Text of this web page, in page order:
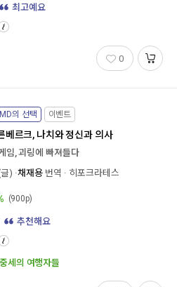
최고예요
0
MD의 선택 이벤트
베르크, 나치와 정신과 의사
임, 괴링에 빠져들다
) 채재용 번역 히포크라테스
(900p)
추천해요
세의 여행자들